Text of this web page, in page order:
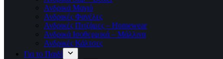
Ανδρικά Μαγιό
Ανδρικές Φανέλες
Ανδρικές Πιτζάμες – Homewear
Ανδρικά Ισοθερμικά – Μάλλινα
Ανδρικές Κάλτσες
Για το Παιδί